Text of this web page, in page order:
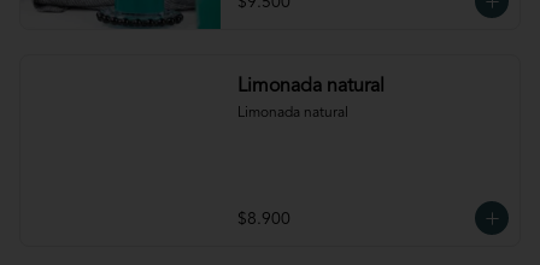
Limonada natural
Limonada natural
$8.900